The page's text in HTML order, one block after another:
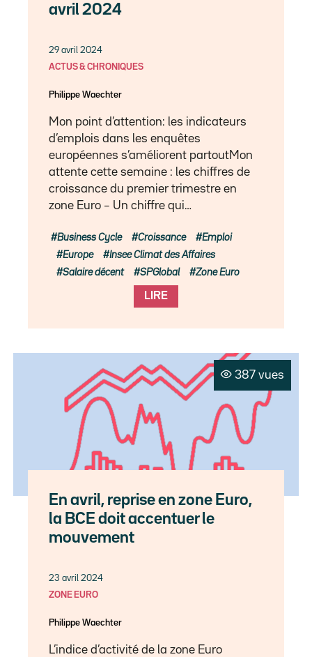
avril 2024
29 avril 2024
ACTUS & CHRONIQUES
Philippe Waechter
Mon point d’attention: les indicateurs
d’emplois dans les enquêtes
européennes s’améliorent partoutMon
attente cette semaine : les chiffres de
croissance du premier trimestre en
zone Euro – Un chiffre qui…
LIRE
Business Cycle Croissance
Emploi
Europe
Insee Climat des Affaires
Salaire décent
SPGlobal Zone Euro
387 vues
En avril, reprise en zone Euro,
la BCE doit accentuer le
mouvement
23 avril 2024
ZONE EURO
Philippe Waechter
L’indice d’activité de la zone Euro